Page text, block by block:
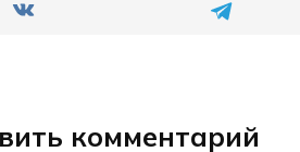
комментарий